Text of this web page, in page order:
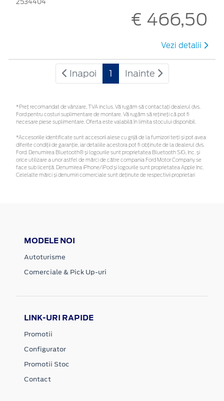
2534404
€ 466,50
Vezi detalii
Inapoi 1 Inainte
*Preţ recomandat de vânzare, TVA inclus. Vă rugăm să contactaţi dealerul dvs.
Ford pentru costuri suplimentare de montare. Vă rugăm să rețineți că pot fi
necesare piese suplimentare. Oferta este valabilă în limita stocului disponibil.
*Accesoriile identificate sunt accesorii alese cu grijă de la furnizori terți și pot avea
diferite condiții de garanție, iar detaliile acestora pot fi obținute de la dealerul dvs.
Ford. Denumirea Bluetooth® și logourile sunt proprietatea Bluetooth SIG, Inc. și
orice utilizare a unor astfel de mărci de către compania Ford Motor Company se
face sub licență. Denumirea iPhone/iPod și logourile sunt proprietatea Apple Inc.
Celelalte mărci și denumiri comerciale sunt deținute de respectivii proprietari
MODELE NOI
Autoturisme
Comerciale & Pick Up-uri
LINK-URI RAPIDE
Promotii
Configurator
Promotii Stoc
Contact